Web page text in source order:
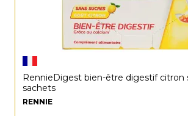
RennieDigest bien-être digestif citron
sachets
RENNIE